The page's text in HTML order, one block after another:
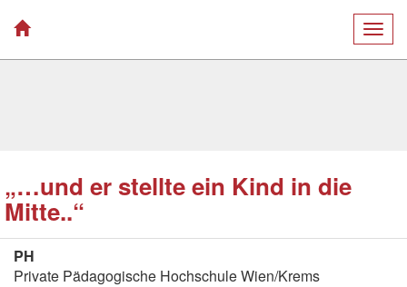
„…und er stellte ein Kind in die
Mitte..“
PH
Private Pädagogische Hochschule Wien/Krems